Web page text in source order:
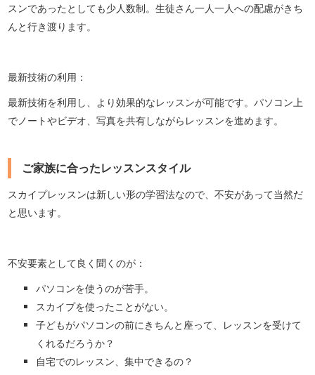
スンであったとしても少人数制。生徒さん一人一人への配慮がきち
んと行き渡ります。
最新技術の利用：
最新技術を利用し、より効果的なレッスンが可能です。パソコン上
でノートやビデオ、写真を共有しながらレッスンを進めます。
ご家族に合ったレッスンスタイル
スカイプレッスンは新しい形の学習法なので、不安があって当然だ
と思います。
不安要素として良く聞くのが：
パソコンを使うのが苦手。
スカイプを使ったことがない。
子どもがパソコンの前にきちんと座って、レッスンを受けて
くれるだろうか？
自宅でのレッスン、集中できるの？